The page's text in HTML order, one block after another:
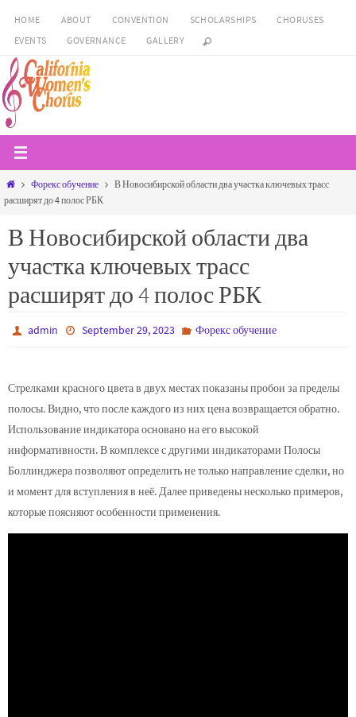
Skip
content
HOME ABOUT CONVENTION SCHOLARSHIPS
CHORUSES
EVENTS
GOVERNANCE GALLERY
HomeФорекс обучение
В Новосибирской области два участка ключевых трасс
расширят до 4 полос РБК
В Новосибирской области два
участка ключевых трасс
расширят до 4 полос РБК
admin September 29, 2023 Форекс обучение
Стрелками красного цвета в двух местах показаны пробои за пределы
полосы. Видно, что после каждого из них цена возвращается обратно.
Использование индикатора основано на его высокой
информативности. В комплексе с другими индикаторами Полосы
Боллинджера позволяют определить не только направление сделки, но
и момент для вступления в неё. Далее приведены несколько примеров,
которые поясняют особенности применения.